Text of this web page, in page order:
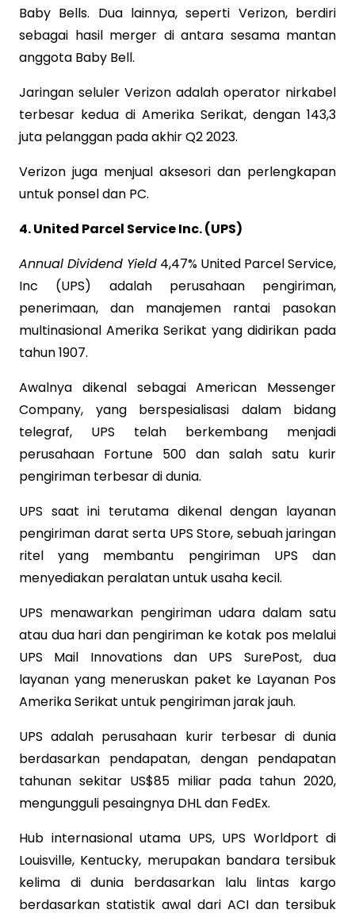
Baby Bells. Dua lainnya, seperti Verizon, berdiri
sebagai hasil merger di antara sesama mantan
anggota Baby Bell.
Jaringan seluler Verizon adalah operator nirkabel
terbesar kedua di Amerika Serikat, dengan 143,3
juta pelanggan pada akhir Q2 2023.
Verizon juga menjual aksesori dan perlengkapan
untuk ponsel dan PC.
4. United Parcel Service Inc. (UPS)
Annual Dividend Yield 4,47% United Parcel Service,
Inc (UPS) adalah perusahaan pengiriman,
penerimaan, dan manajemen rantai pasokan
multinasional Amerika Serikat yang didirikan pada
tahun 1907.
Awalnya dikenal sebagai American Messenger
Company, yang berspesialisasi dalam bidang
telegraf, UPS telah berkembang menjadi
perusahaan Fortune 500 dan salah satu kurir
pengiriman terbesar di dunia.
UPS saat ini terutama dikenal dengan layanan
pengiriman darat serta UPS Store, sebuah jaringan
ritel yang membantu pengiriman UPS dan
menyediakan peralatan untuk usaha kecil.
UPS menawarkan pengiriman udara dalam satu
atau dua hari dan pengiriman ke kotak pos melalui
UPS Mail Innovations dan UPS SurePost, dua
layanan yang meneruskan paket ke Layanan Pos
Amerika Serikat untuk pengiriman jarak jauh.
UPS adalah perusahaan kurir terbesar di dunia
berdasarkan pendapatan, dengan pendapatan
tahunan sekitar US$85 miliar pada tahun 2020,
mengungguli pesaingnya DHL dan FedEx.
Hub internasional utama UPS, UPS Worldport di
Louisville, Kentucky, merupakan bandara tersibuk
kelima di dunia berdasarkan lalu lintas kargo
berdasarkan statistik awal dari ACI dan tersibuk